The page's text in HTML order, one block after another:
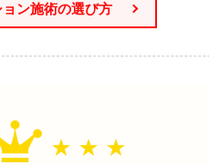
ン施術の選び方